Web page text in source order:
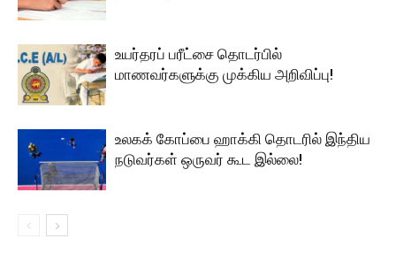
உயர்தரப் பரீட்சை தொடர்பில்
மாணவர்களுக்கு முக்கிய அறிவிப்பு!
உலகக் கோப்பை ஹாக்கி தொடரில் இந்திய
நடுவர்கள் ஒருவர் கூட இல்லை!